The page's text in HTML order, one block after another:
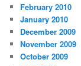
February 2010
January 2010
December 2009
November 2009
October 2009